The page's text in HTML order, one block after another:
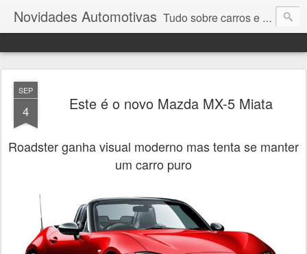
Novidades Automotivas Tudo sobre carros e motores
SEP
4 Este é o novo Mazda MX-5 Miata
Roadster ganha visual moderno mas tenta se manter
um carro puro